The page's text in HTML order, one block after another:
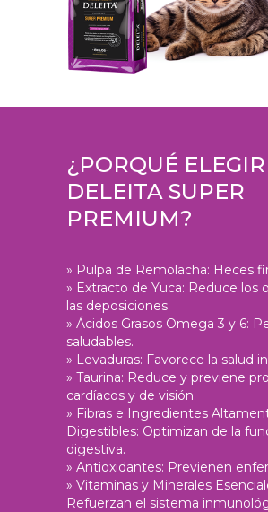
¿PORQUÉ ELEGIR
DELEITA SUPER
PREMIUM?
» Pulpa de Remolacha: Heces
» Extracto de Yuca: Reduce los
las deposiciones.
» Ácidos Grasos Omega 3 y 6:
saludables.
» Levaduras: Favorece la salud
» Taurina: Reduce y previene
cardíacos y de visión.
» Fibras e Ingredientes
Digestibles: Optimizan de la
digestiva.
» Antioxidantes: Previenen
» Vitaminas y Minerales
Refuerzan el sistema